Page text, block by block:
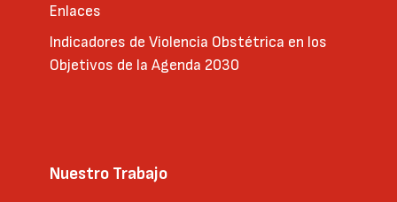
Enlaces
Indicadores de Violencia Obstétrica en los
Objetivos de la Agenda 2030
Nuestro Trabajo